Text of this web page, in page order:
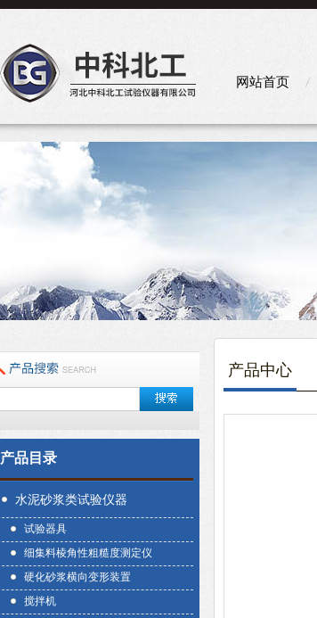
网站首页
产品目录
水泥砂浆类试验仪器
试验器具
细集料棱角性粗糙度测定仪
硬化砂浆横向变形装置
搅拌机
产品中心